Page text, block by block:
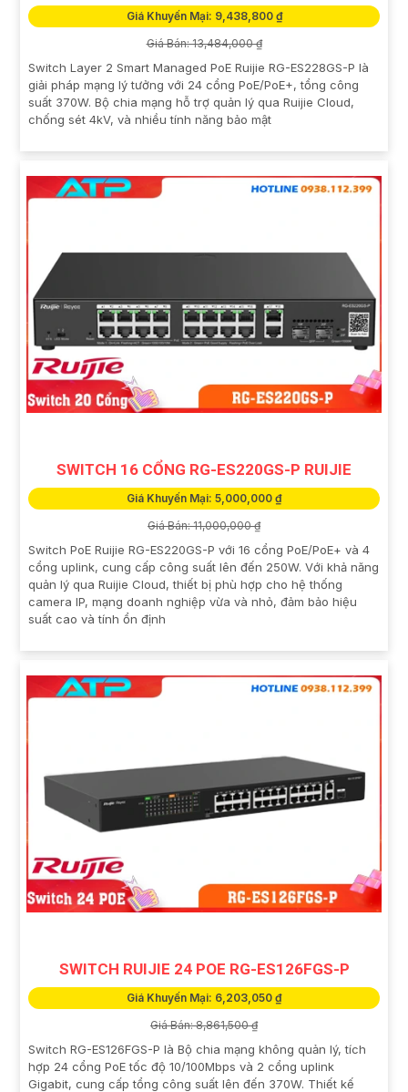
Giá Khuyến Mại: 9,438,800 ₫
Giá Bán: 13,484,000 ₫
Switch Layer 2 Smart Managed PoE Ruijie RG-ES228GS-P là
giải pháp mạng lý tưởng với 24 cổng PoE/PoE+, tổng công
suất 370W. Bộ chia mạng hỗ trợ quản lý qua Ruijie Cloud,
chống sét 4kV, và nhiều tính năng bảo mật
SWITCH 16 CỔNG RG-ES220GS-P RUIJIE
Giá Khuyến Mại: 5,000,000 ₫
Giá Bán: 11,000,000 ₫
Switch PoE Ruijie RG-ES220GS-P với 16 cổng PoE/PoE+ và 4
cổng uplink, cung cấp công suất lên đến 250W. Với khả năng
quản lý qua Ruijie Cloud, thiết bị phù hợp cho hệ thống
camera IP, mạng doanh nghiệp vừa và nhỏ, đảm bảo hiệu
suất cao và tính ổn định
SWITCH RUIJIE 24 POE RG-ES126FGS-P
Giá Khuyến Mại: 6,203,050 ₫
Giá Bán: 8,861,500 ₫
Switch RG-ES126FGS-P là Bộ chia mạng không quản lý, tích
hợp 24 cổng PoE tốc độ 10/100Mbps và 2 cổng uplink
Gigabit, cung cấp tổng công suất lên đến 370W. Thiết kế